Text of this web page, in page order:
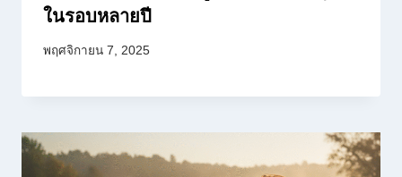
ในรอบหลายปี
พฤศจิกายน 7, 2025